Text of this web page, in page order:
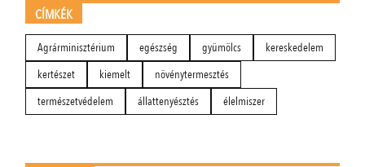
CÍMKÉK
Agrárminisztérium egészség gyümölcs
kereskedelem
kertészet
kiemelt
növénytermesztés
természetvédelem
állattenyésztés élelmiszer